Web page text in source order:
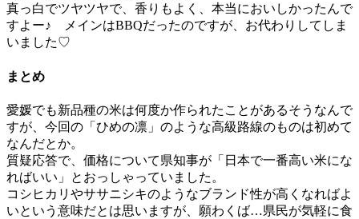
真っ白でツヤツヤで、香りもよく、本当においしかったんで
すよー♪ メインはBBQだったのですが、お代わりしてしま
いました♡
まとめ
愛媛でも新品種の米は何度か作られたことがあるそうなんで
すが、今回の「ひめの凛」のような高級路線のものは初めて
なんだとか。
質疑応答で、価格について県知事が「日本で一番高い米にな
ればいい」とおっしゃっていました。
コシヒカリやササニシキのようなブランド性が高くなればよ
いという意味だとは思いますが、願わくば…県民が気軽に食